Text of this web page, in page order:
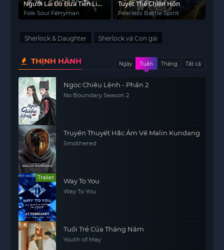
Người Lái Đò Đưa Tiễn Linh
Hồn
Folk Soul Ferryman
Tuyệt Thế Chiến Hồn
Peerless Battle Spirit
Sherlock & Daughter Sherlock và Con gái
THỊNH HÀNH Ngày Tuần Tháng Tất cả
Ngọc Chiêu Lệnh - Phần 2
No Boundary Season 2
Truyền Thuyết Hắc Ám Về Malin Kundang
Smothered
Trailer Way To You
Way To You
Tuổi Trẻ Của Tháng Năm
Youth of May